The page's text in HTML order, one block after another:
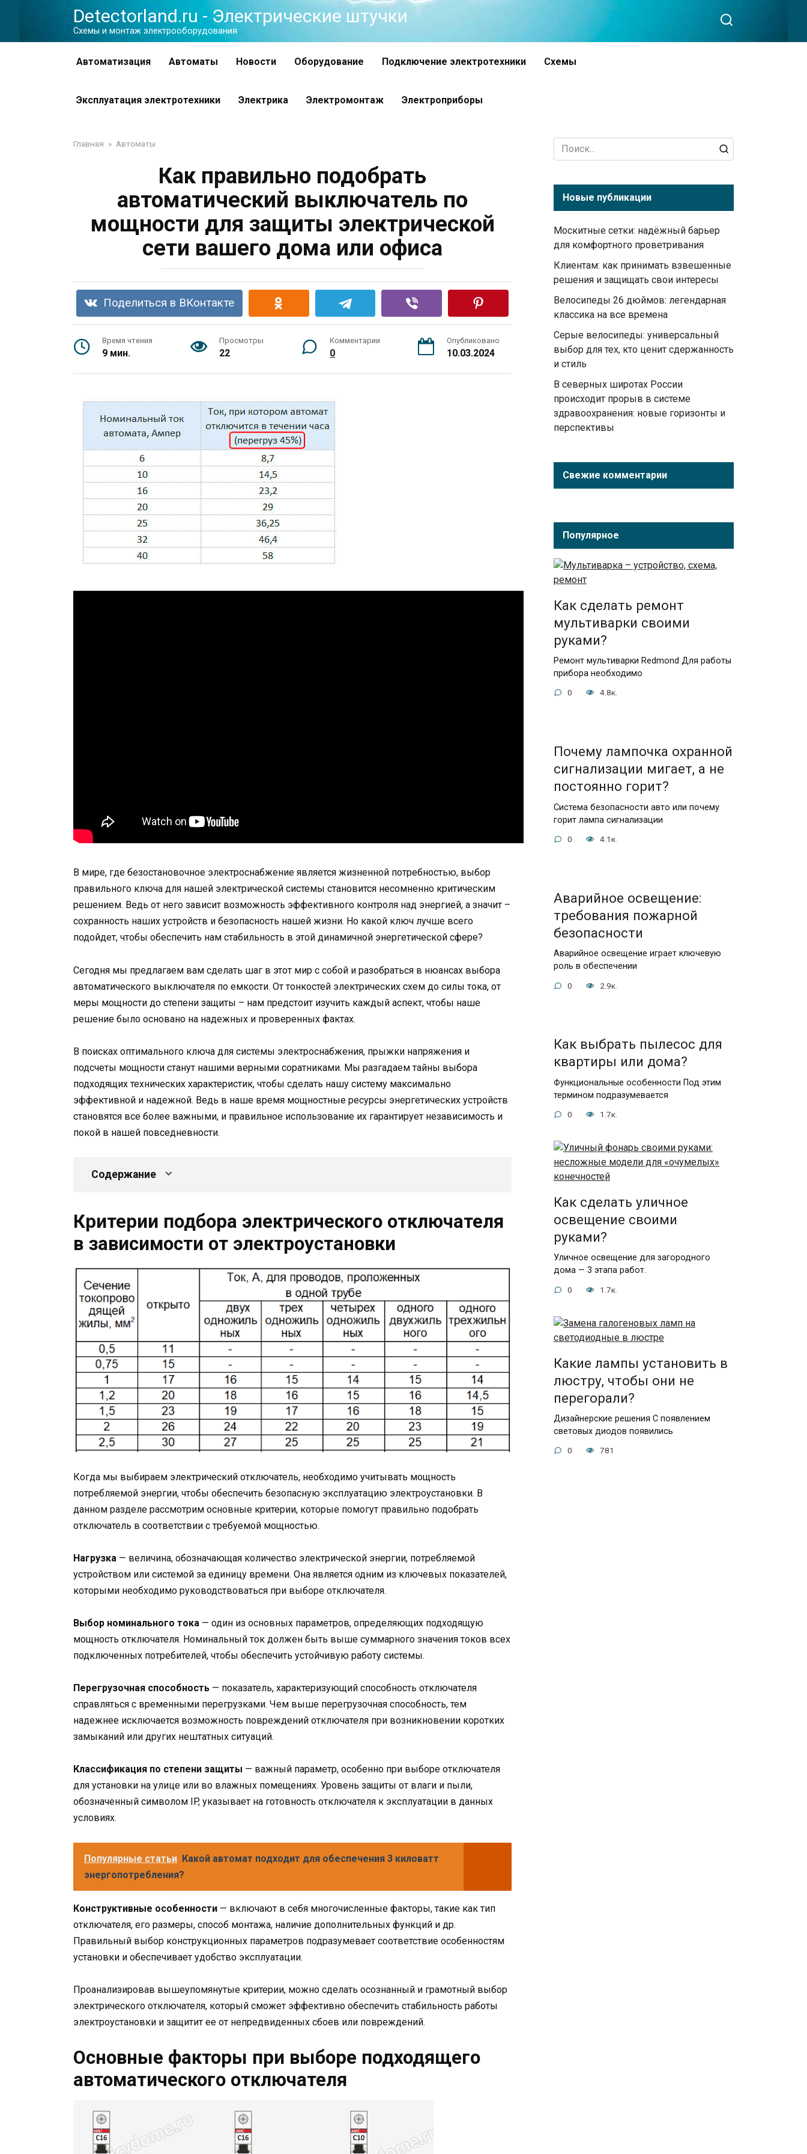
Detectorland.ru - Электрические штучки
Схемы и монтаж электрооборудования
Автоматизация Автоматы Новости Оборудование Подключение электротехники Схемы
Эксплуатация электротехники Электрика Электромонтаж Электроприборы
Главная » Автоматы
Как правильно подобрать
автоматический выключатель по
мощности для защиты электрической
сети вашего дома или офиса
Поделиться в ВКонтакте
Время чтения
9 мин.
Просмотры
22
Комментарии
0
Опубликовано
10.03.2024
В мире, где безостановочное электроснабжение является жизненной потребностью, выбор
правильного ключа для нашей электрической системы становится несомненно критическим
решением. Ведь от него зависит возможность эффективного контроля над энергией, а значит –
сохранность наших устройств и безопасность нашей жизни. Но какой ключ лучше всего
подойдет, чтобы обеспечить нам стабильность в этой динамичной энергетической сфере?
Сегодня мы предлагаем вам сделать шаг в этот мир с собой и разобраться в нюансах выбора
автоматического выключателя по емкости. От тонкостей электрических схем до силы тока, от
меры мощности до степени защиты – нам предстоит изучить каждый аспект, чтобы наше
решение было основано на надежных и проверенных фактах.
В поисках оптимального ключа для системы электроснабжения, прыжки напряжения и
подсчеты мощности станут нашими верными соратниками. Мы разгадаем тайны выбора
подходящих технических характеристик, чтобы сделать нашу систему максимально
эффективной и надежной. Ведь в наше время мощностные ресурсы энергетических устройств
становятся все более важными, и правильное использование их гарантирует независимость и
покой в нашей повседневности.
Содержание
Критерии подбора электрического отключателя
в зависимости от электроустановки
Когда мы выбираем электрический отключатель, необходимо учитывать мощность
потребляемой энергии, чтобы обеспечить безопасную эксплуатацию электроустановки. В
данном разделе рассмотрим основные критерии, которые помогут правильно подобрать
отключатель в соответствии с требуемой мощностью.
Нагрузка — величина, обозначающая количество электрической энергии, потребляемой
устройством или системой за единицу времени. Она является одним из ключевых показателей,
которыми необходимо руководствоваться при выборе отключателя.
Выбор номинального тока — один из основных параметров, определяющих подходящую
мощность отключателя. Номинальный ток должен быть выше суммарного значения токов всех
подключенных потребителей, чтобы обеспечить устойчивую работу системы.
Перегрузочная способность — показатель, характеризующий способность отключателя
справляться с временными перегрузками. Чем выше перегрузочная способность, тем
надежнее исключается возможность повреждений отключателя при возникновении коротких
замыканий или других нештатных ситуаций.
Классификация по степени защиты — важный параметр, особенно при выборе отключателя
для установки на улице или во влажных помещениях. Уровень защиты от влаги и пыли,
обозначенный символом IP, указывает на готовность отключателя к эксплуатации в данных
условиях.
Популярные статьи Какой автомат подходит для обеспечения 3 киловатт
энергопотребления?
Конструктивные особенности — включают в себя многочисленные факторы, такие как тип
отключателя, его размеры, способ монтажа, наличие дополнительных функций и др.
Правильный выбор конструкционных параметров подразумевает соответствие особенностям
установки и обеспечивает удобство эксплуатации.
Проанализировав вышеупомянутые критерии, можно сделать осознанный и грамотный выбор
электрического отключателя, который сможет эффективно обеспечить стабильность работы
электроустановки и защитит ее от непредвиденных сбоев или повреждений.
Основные факторы при выборе подходящего
автоматического отключателя
Search
for:
Новые публикации
Москитные сетки: надёжный барьер
для комфортного проветривания
Клиентам: как принимать взвешенные
решения и защищать свои интересы
Велосипеды 26 дюймов: легендарная
классика на все времена
Серые велосипеды: универсальный
выбор для тех, кто ценит сдержанность
и стиль
В северных широтах России
происходит прорыв в системе
здравоохранения: новые горизонты и
перспективы
Свежие комментарии
Популярное
Как сделать ремонт
мультиварки своими
руками?
Ремонт мультиварки Redmond Для работы
прибора необходимо
0 4.8к.
Почему лампочка охранной
сигнализации мигает, а не
постоянно горит?
Система безопасности авто или почему
горит лампа сигнализации
0 4.1к.
Аварийное освещение:
требования пожарной
безопасности
Аварийное освещение играет ключевую
роль в обеспечении
0 2.9к.
Как выбрать пылесос для
квартиры или дома?
Функциональные особенности Под этим
термином подразумевается
0 1.7к.
Как сделать уличное
освещение своими
руками?
Уличное освещение для загородного
дома — 3 этапа работ.
0 1.7к.
Какие лампы установить в
люстру, чтобы они не
перегорали?
Дизайнерские решения С появлением
световых диодов появились
0 781